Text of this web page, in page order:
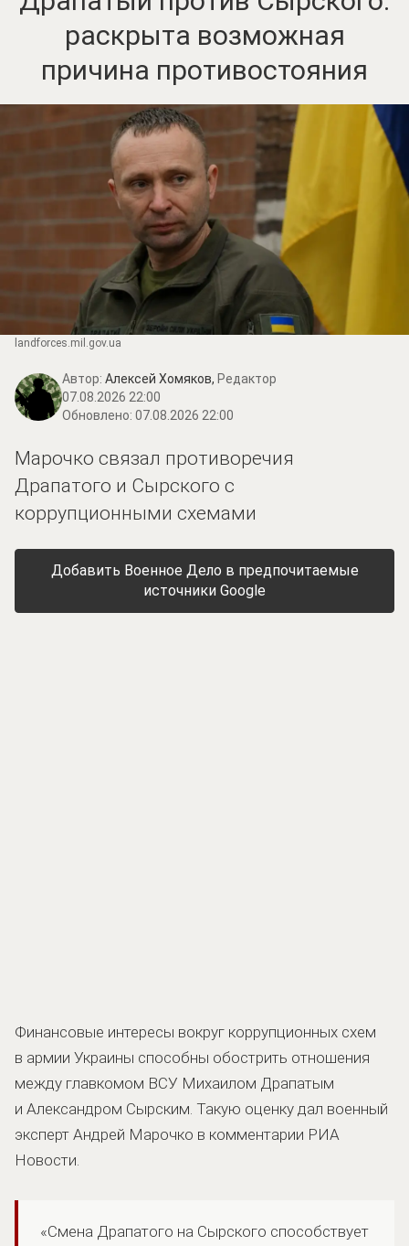
раскрыта возможная
причина противостояния
landforces.mil.gov.ua
Автор: Алексей Хомяков, Редактор
07.08.2026 22:00
Обновлено: 07.08.2026 22:00
Марочко связал противоречия
Драпатого и Сырского с
коррупционными схемами
Добавить Военное Дело в предпочитаемые
источники Google
Финансовые интересы вокруг коррупционных схем
в армии Украины способны обострить отношения
между главкомом ВСУ Михаилом Драпатым
и Александром Сырским. Такую оценку дал военный
эксперт Андрей Марочко в комментарии РИА
Новости.
«Смена Драпатого на Сырского способствует